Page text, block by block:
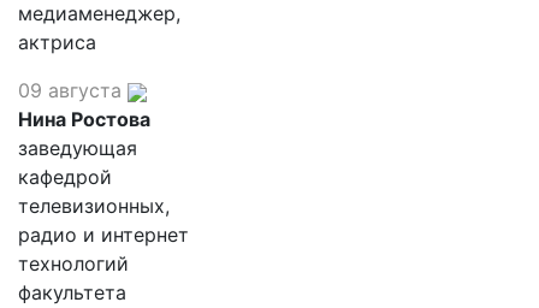
медиаменеджер,
актриса
09 августа
Нина Ростова
заведующая
кафедрой
телевизионных,
радио и интернет
технологий
факультета